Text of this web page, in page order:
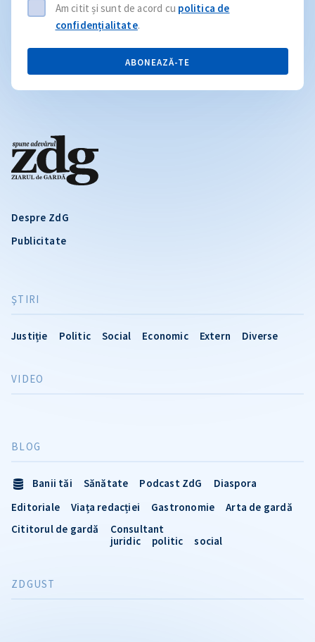
Despre ZdG
Publicitate
ŞTIRI
Justiție Politic Social Economic Extern Diverse
VIDEO
BLOG
Banii tăi Sănătate Podcast ZdG
Diaspora
Editoriale
Viața redacției Gastronomie
Arta de gardă
Cititorul de gardă
Consultant
juridic
politic social
ZDGUST
Am citit și sunt de acord cu politica de
confidențialitate.
ABONEAZĂ-TE